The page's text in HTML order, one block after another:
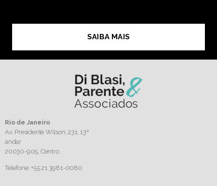
SAIBA MAIS
Rio de Janeiro
Av. Presidente Wilson, 231, 13º
andar
20030-905, Centro.
Telefone: +55 21 3981-0080